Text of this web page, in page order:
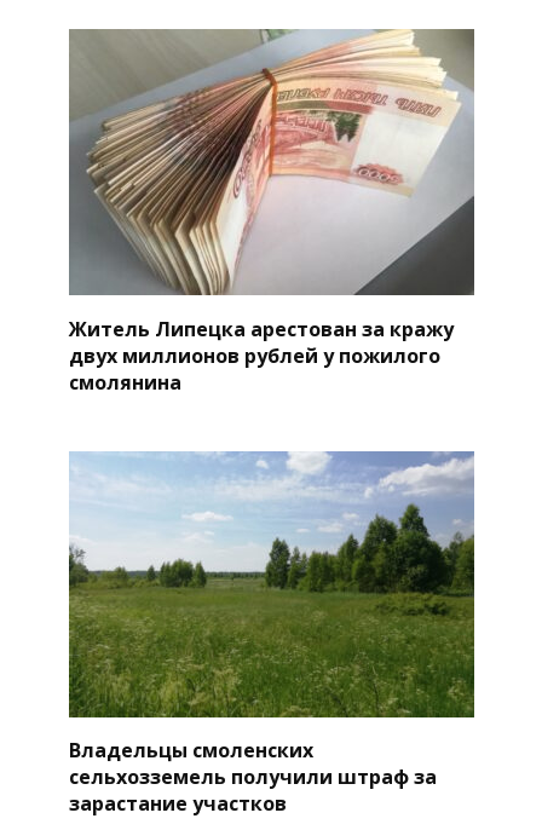
Житель Липецка арестован за кражу
двух миллионов рублей у пожилого
смолянина
Владельцы смоленских
сельхозземель получили штраф за
зарастание участков